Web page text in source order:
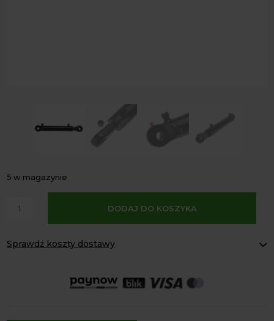
5 w magazynie
dwustronnego
DODAJ DO KOSZYKA
t
e
Sprawdź koszty dostawy
Odbiór osobisty:Oblekoń 156a, 28-133 Pacanów